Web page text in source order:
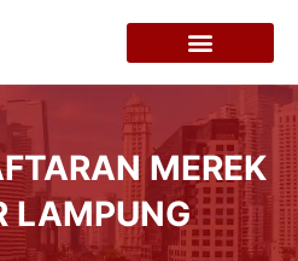
MEREK
LAMPUNG